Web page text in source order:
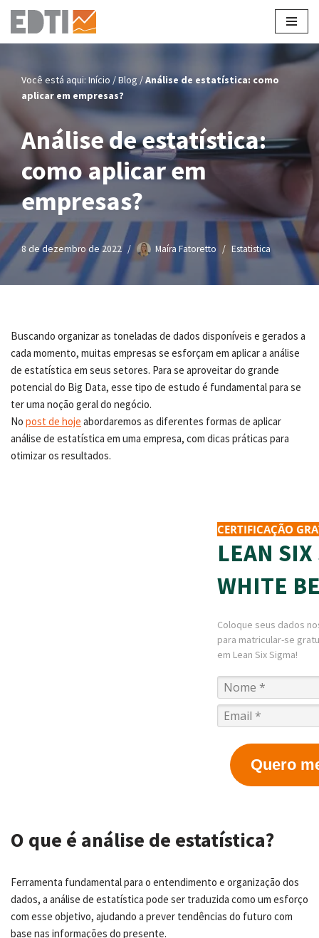
Pular
conteúdo
Você está aqui: Início /Blog/Análise de estatística: como
aplicar em empresas?
Análise de estatística:
como aplicar em
empresas?
8 de dezembro de 2022 Maíra Fatoretto Estatistica
Buscando organizar as toneladas de dados disponíveis e gerados a
cada momento, muitas empresas se esforçam em aplicar a análise
de estatística em seus setores. Para se aproveitar do grande
potencial do Big Data, esse tipo de estudo é fundamental para se
ter uma noção geral do negócio.
No post de hoje abordaremos as diferentes formas de aplicar
análise de estatística em uma empresa, com dicas práticas para
otimizar os resultados.
CERTIFICAÇÃO
LEAN
WHITE
Coloque seus dados
para matricular-se
em Lean Six Sigma!
Quero
O que é análise de estatística?
Ferramenta fundamental para o entendimento e organização dos
dados, a análise de estatística pode ser traduzida como um esforço
com esse objetivo, ajudando a prever tendências do futuro com
base nas informações do presente.